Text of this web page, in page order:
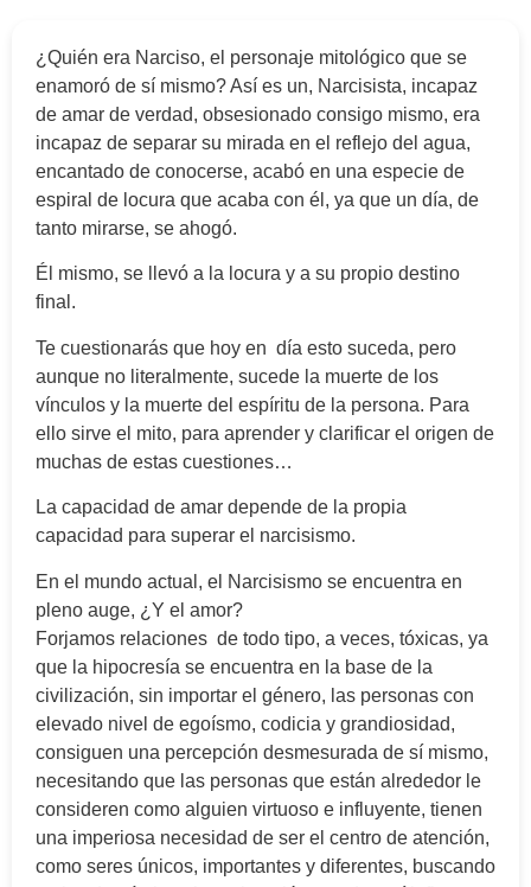
¿Quién era Narciso, el personaje mitológico que se
enamoró de sí mismo? Así es un, Narcisista, incapaz
de amar de verdad, obsesionado consigo mismo, era
incapaz de separar su mirada en el reflejo del agua,
encantado de conocerse, acabó en una especie de
espiral de locura que acaba con él, ya que un día, de
tanto mirarse, se ahogó.
Él mismo, se llevó a la locura y a su propio destino
final.
Te cuestionarás que hoy en día esto suceda, pero
aunque no literalmente, sucede la muerte de los
vínculos y la muerte del espíritu de la persona. Para
ello sirve el mito, para aprender y clarificar el origen de
muchas de estas cuestiones…
La capacidad de amar depende de la propia
capacidad para superar el narcisismo.
En el mundo actual, el Narcisismo se encuentra en
pleno auge, ¿Y el amor?
Forjamos relaciones de todo tipo, a veces, tóxicas, ya
que la hipocresía se encuentra en la base de la
civilización, sin importar el género, las personas con
elevado nivel de egoísmo, codicia y grandiosidad,
consiguen una percepción desmesurada de sí mismo,
necesitando que las personas que están alrededor le
consideren como alguien virtuoso e influyente, tienen
una imperiosa necesidad de ser el centro de atención,
como seres únicos, importantes y diferentes, buscando